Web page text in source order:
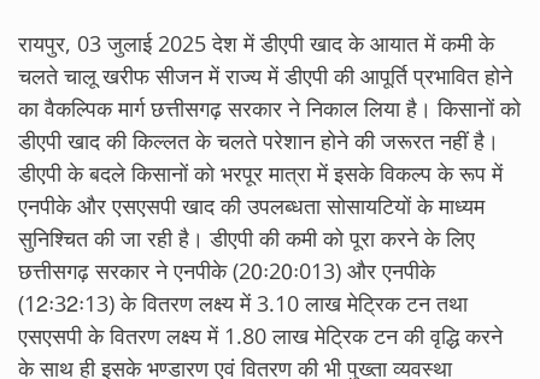
रायपुर, 03 जुलाई 2025 देश में डीएपी खाद के आयात में कमी के
चलते चालू खरीफ सीजन में राज्य में डीएपी की आपूर्ति प्रभावित होने
का वैकल्पिक मार्ग छत्तीसगढ़ सरकार ने निकाल लिया है। किसानों को
डीएपी खाद की किल्लत के चलते परेशान होने की जरूरत नहीं है।
डीएपी के बदले किसानों को भरपूर मात्रा में इसके विकल्प के रूप में
एनपीके और एसएसपी खाद की उपलब्धता सोसायटियों के माध्यम
सुनिश्चित की जा रही है। डीएपी की कमी को पूरा करने के लिए
छत्तीसगढ़ सरकार ने एनपीके (20ः20ः013) और एनपीके
(12ः32ः13) के वितरण लक्ष्य में 3.10 लाख मेट्रिक टन तथा
एसएसपी के वितरण लक्ष्य में 1.80 लाख मेट्रिक टन की वृद्धि करने
के साथ ही इसके भण्डारण एवं वितरण की भी पुख्ता व्यवस्था